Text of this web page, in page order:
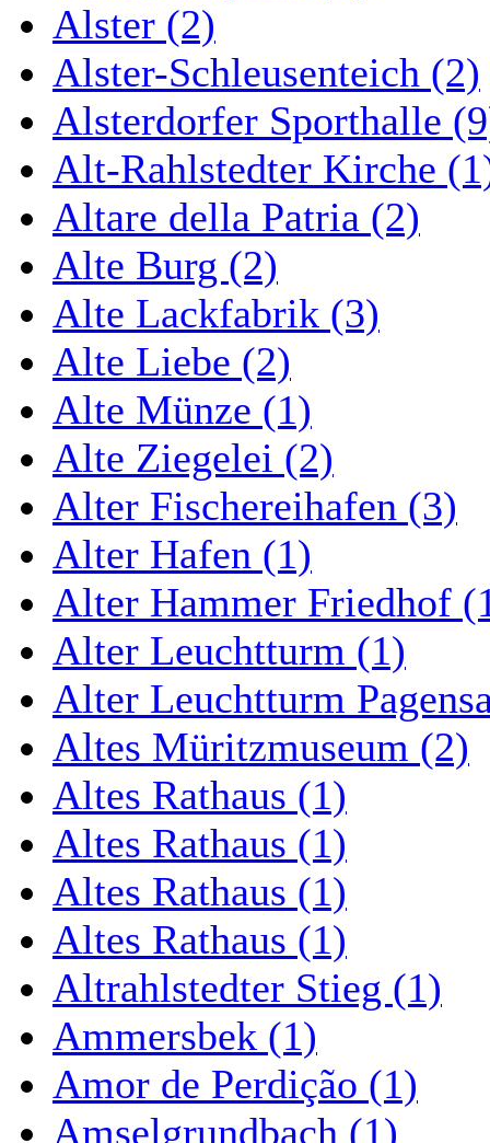
Alster (2)
Alster-Schleusenteich (2)
Alsterdorfer Sporthalle
Alt-Rahlstedter Kirche
Altare della Patria (2)
Alte Burg (2)
Alte Lackfabrik (3)
Alte Liebe (2)
Alte Münze (1)
Alte Ziegelei (2)
Alter Fischereihafen (3)
Alter Hafen (1)
Alter Hammer Friedhof
Alter Leuchtturm (1)
Alter Leuchtturm
Altes Müritzmuseum (2)
Altes Rathaus (1)
Altes Rathaus (1)
Altes Rathaus (1)
Altes Rathaus (1)
Altrahlstedter Stieg (1)
Ammersbek (1)
Amor de Perdição (1)
Amselgrundbach (1)